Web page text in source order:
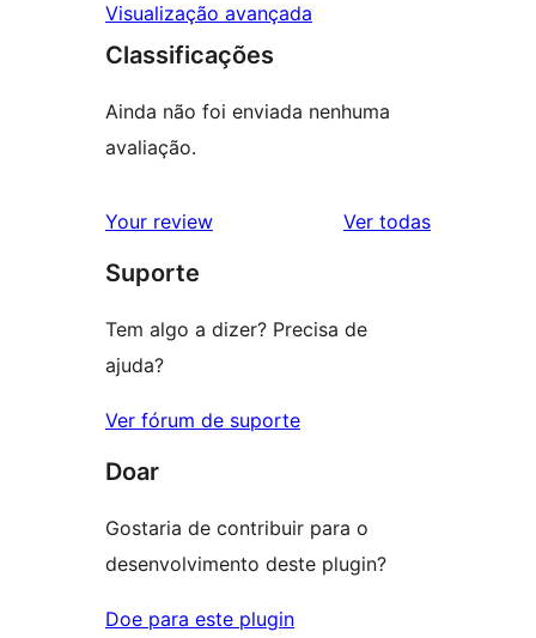
Visualização avançada
Classificações
Ainda não foi enviada nenhuma
avaliação.
Your review Ver todasavaliações
Suporte
Tem algo a dizer? Precisa de
ajuda?
Ver fórum de suporte
Doar
Gostaria de contribuir para o
desenvolvimento deste plugin?
Doe para este plugin